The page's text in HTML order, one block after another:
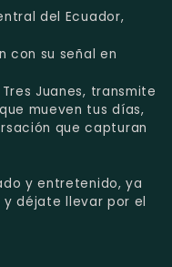
del Ecuador,
con su señal en
Juanes, transmite
mueven tus días,
que capturan
y entretenido, ya
y déjate llevar por el